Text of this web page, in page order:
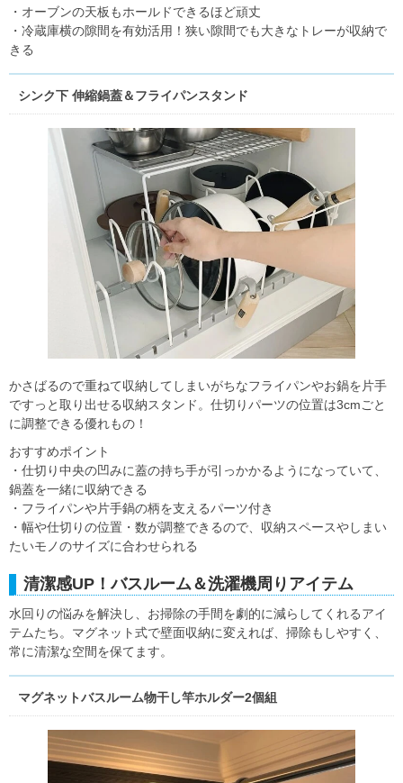
・オーブンの天板もホールドできるほど頑丈
・冷蔵庫横の隙間を有効活用！狭い隙間でも大きなトレーが収納で
きる
シンク下 伸縮鍋蓋＆フライパンスタンド
かさばるので重ねて収納してしまいがちなフライパンやお鍋を片手
ですっと取り出せる収納スタンド。仕切りパーツの位置は3cmごと
に調整できる優れもの！
おすすめポイント
・仕切り中央の凹みに蓋の持ち手が引っかかるようになっていて、
鍋蓋を一緒に収納できる
・フライパンや片手鍋の柄を支えるパーツ付き
・幅や仕切りの位置・数が調整できるので、収納スペースやしまい
たいモノのサイズに合わせられる
清潔感UP！バスルーム＆洗濯機周りアイテム
水回りの悩みを解決し、お掃除の手間を劇的に減らしてくれるアイ
テムたち。マグネット式で壁面収納に変えれば、掃除もしやすく、
常に清潔な空間を保てます。
マグネットバスルーム物干し竿ホルダー2個組